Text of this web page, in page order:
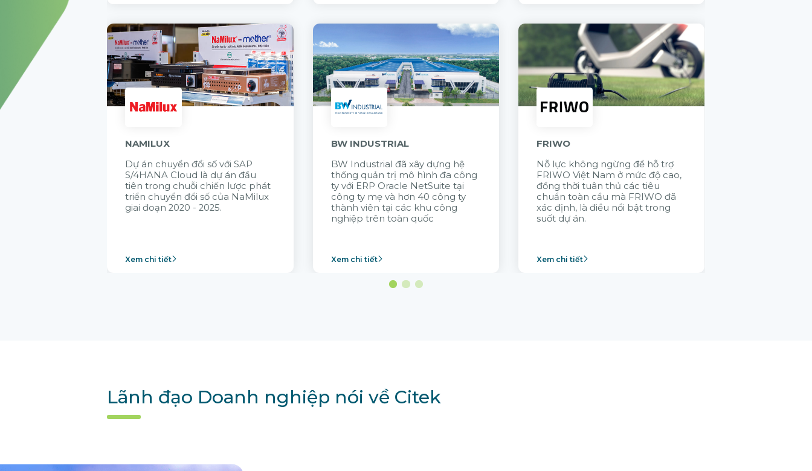
NAMILUX
Dự án chuyển đổi số với SAP
S/4HANA Cloud là dự án đầu
tiên trong chuỗi chiến lược phát
triển chuyển đổi số của NaMilux
giai đoạn 2020 - 2025.
Xem chi tiết
BW INDUSTRIAL
BW Industrial đã xây dựng hệ
thống quản trị mô hình đa công
ty với ERP Oracle NetSuite tại
công ty mẹ và hơn 40 công ty
thành viên tại các khu công
nghiệp trên toàn quốc
Xem chi tiết
FRIWO
Nỗ lực không ngừng để hỗ trợ
FRIWO Việt Nam ở mức độ cao,
đồng thời tuân thủ các tiêu
chuẩn toàn cầu mà FRIWO đã
xác định, là điều nổi bật trong
suốt dự án.
Xem chi tiết
Lãnh đạo Doanh nghiệp nói về Citek